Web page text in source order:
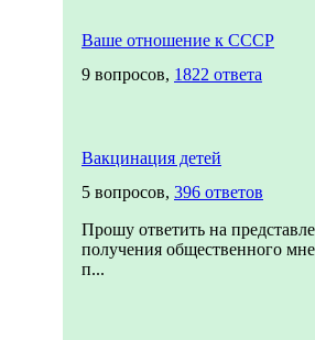
Ваше отношение к СССР
9 вопросов, 1822 ответа
Вакцинация детей
5 вопросов, 396 ответов
Прошу ответить на
получения общественного
п...